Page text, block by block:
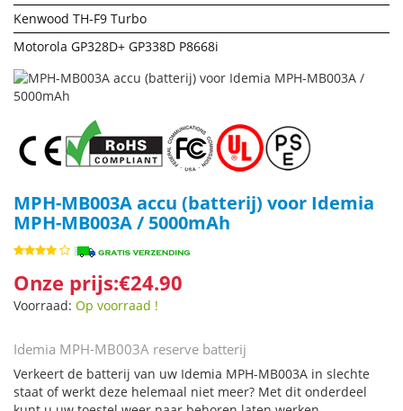
Kenwood TH-F9 Turbo
Motorola GP328D+ GP338D P8668i
MPH-MB003A accu (batterij) voor Idemia
MPH-MB003A / 5000mAh
Onze prijs:€24.90
Voorraad: Op voorraad !
Idemia MPH-MB003A reserve batterij
Verkeert de batterij van uw Idemia MPH-MB003A in slechte
staat of werkt deze helemaal niet meer? Met dit onderdeel